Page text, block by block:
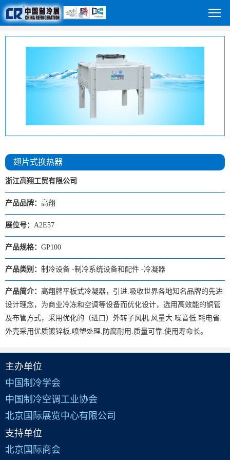
翅片式换热器
浙江高翔工贸有限公司
产品品牌： 高翔
展位号： A2E57
产品规格： GP100
产品类别： 制冷设备 -制冷系统设备和配件 -冷凝器
产品简介： 高翔牌平板式冷凝器，引进.吸收世界各地知名品牌的先进
设计理念，为商业冷冻和空调等设备而优化设计，选用高效能的铜管
及布管方式，采用优化的（进口）外转子风机.风量大.噪音低.耗电省.
外壳采用优质镀锌板.喷塑处理.防腐耐用.质量可靠.使用寿命长。
主办单位
中国制冷学会
中国制冷空调工业协会
北京国际展览中心有限公司
支持单位
北京国际商会